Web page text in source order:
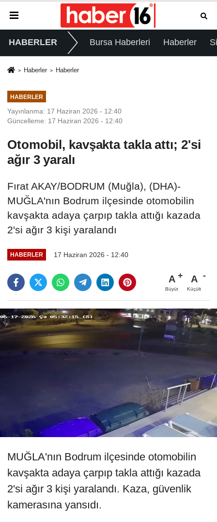
HABERLER Bursa Haberleri Haberler
Haberler Haberler
HABERLER
Yayınlanma: 17 Haziran 2026 - 12:40
Güncelleme: 17 Haziran 2026 - 12:40
Otomobil, kavşakta takla attı; 2'si
ağır 3 yaralı
Fırat AKAY/BODRUM (Muğla), (DHA)-
MUĞLA'nın Bodrum ilçesinde otomobilin
kavşakta adaya çarpıp takla attığı kazada
2'si ağır 3 kişi yaralandı
HABERLER 17 Haziran 2026 - 12:40
A
Büyüt
A
Küçült
MUĞLA'nın Bodrum ilçesinde otomobilin
kavşakta adaya çarpıp takla attığı kazada
2'si ağır 3 kişi yaralandı. Kaza, güvenlik
kamerasına yansıdı.